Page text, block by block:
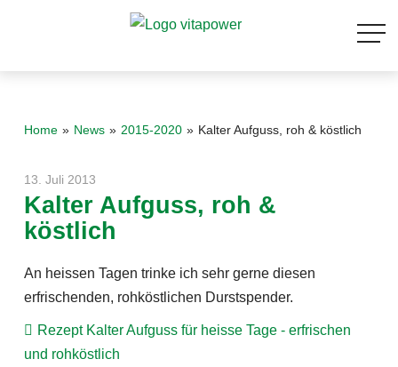
Die Umwelt und wir
Unsere Qualität
Kunden-Bewertungen
Gesundheits-Wissen abonnieren
Onlineshop
Home News 2015-2020 Kalter Aufguss, roh & köstlich
13. Juli 2013
Kalter Aufguss, roh &
köstlich
An heissen Tagen trinke ich sehr gerne diesen
erfrischenden, rohköstlichen Durstspender.
Rezept Kalter Aufguss für heisse Tage - erfrischen
und rohköstlich